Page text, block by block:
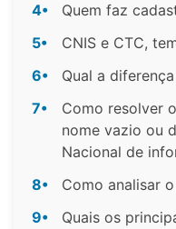
4•
Quem faz
5•
CNIS e CTC,
6•
Qual a
7•
Como resolver
nome vazio ou
Nacional de
8•
Como analisar o
9•
Quais os